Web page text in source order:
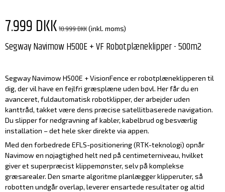
7.999 DKK10.999 DKK(inkl. moms)
Segway Navimow H500E + VF Robotplæneklipper - 500m2
Segway Navimow H500E + VisionFence er robotplæneklipperen til
dig, der vil have en fejlfri græsplæne uden bøvl. Her får du en
avanceret, fuldautomatisk robotklipper, der arbejder uden
kanttråd, takket være dens præcise satellitbaserede navigation.
Du slipper for nedgravning af kabler, kabelbrud og besværlig
installation – det hele sker direkte via appen.
Med den forbedrede EFLS-positionering (RTK-teknologi) opnår
Navimow en nøjagtighed helt ned på centimeterniveau, hvilket
giver et superpræcist klippemønster, selv på komplekse
græsarealer. Den smarte algoritme planlægger klipperuter, så
robotten undgår overlap, leverer ensartede resultater og altid